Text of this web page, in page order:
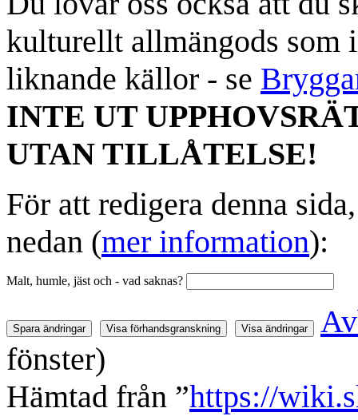
kulturellt allmängods som
liknande källor - se
INTE UT
UTAN TILLÅTELSE!
För att redigera denna
nedan (mer information):
Malt, humle, jäst och - vad saknas?
fönster)
Hämtad från ”https://